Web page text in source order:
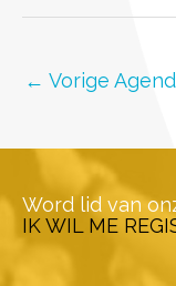
← Vorige
Word lid van
IK WIL ME